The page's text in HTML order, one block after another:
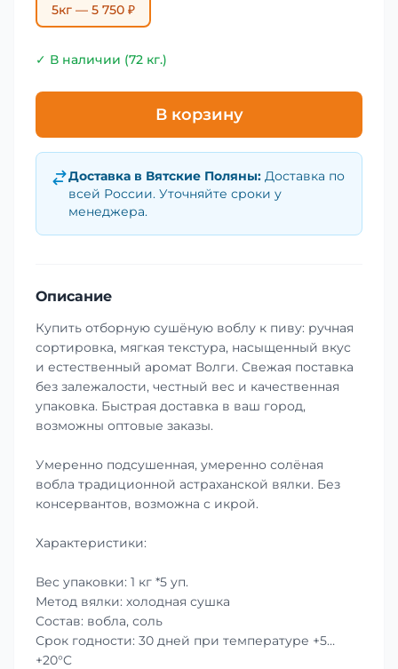
5кг — 5 750 ₽
✓ В наличии (72 кг.)
В корзину
Доставка в Вятские Поляны: Доставка по
всей России. Уточняйте сроки у
менеджера.
Описание
Купить отборную сушёную воблу к пиву: ручная
сортировка, мягкая текстура, насыщенный вкус
и естественный аромат Волги. Свежая поставка
без залежалости, честный вес и качественная
упаковка. Быстрая доставка в ваш город,
возможны оптовые заказы.
Умеренно подсушенная, умеренно солёная
вобла традиционной астраханской вялки. Без
консервантов, возможна с икрой.
Характеристики:
Вес упаковки: 1 кг *5 уп.
Метод вялки: холодная сушка
Состав: вобла, соль
Срок годности: 30 дней при температуре +5…
+20°C